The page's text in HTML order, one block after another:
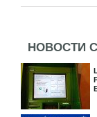
НОВОСТИ